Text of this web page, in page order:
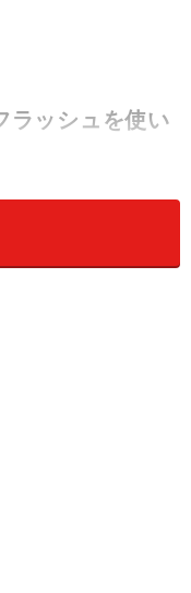
ラッシュを使い